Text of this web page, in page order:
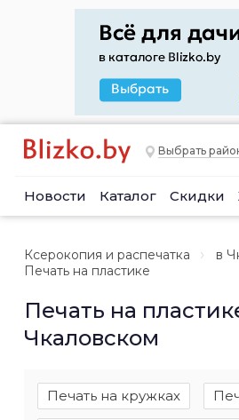
Выбрать
Новости Каталог Скидки
Ксерокопия и распечатка
в
Печать на пластике
Печать на
Чкаловском
Печать на кружках